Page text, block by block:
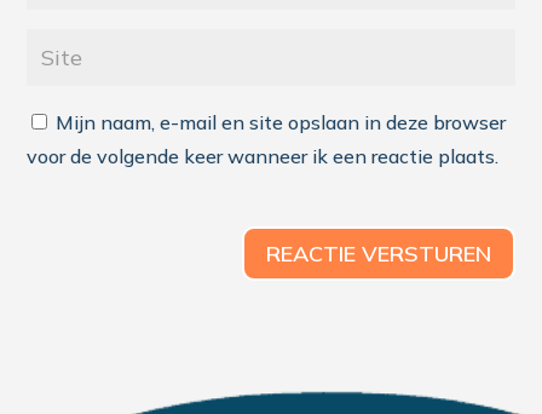
Mijn naam, e-mail en site opslaan in deze browser
voor de volgende keer wanneer ik een reactie plaats.
REACTIE VERSTUREN